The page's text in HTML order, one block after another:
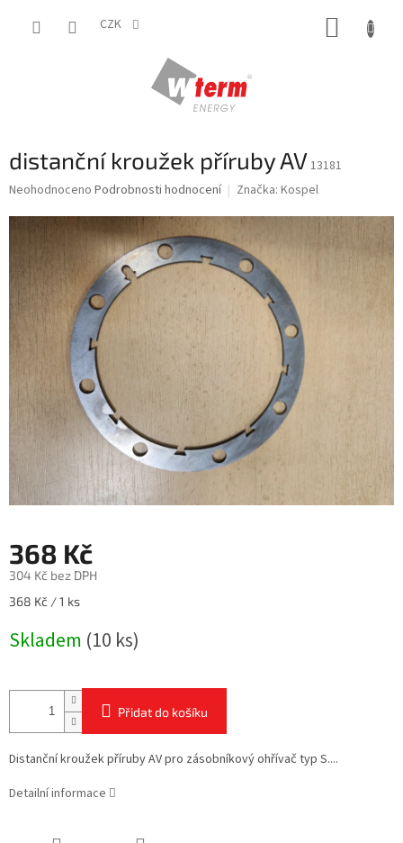
CZK
distanční kroužek příruby AV13181
Průměrné
produktu
z
5
hvězdiček.
Neohodnoceno Podrobnosti hodnocení Značka: Kospel
368 Kč
304 Kč bez DPH
Měrná
368 Kč / 1 ks
Skladem (10 ks)
Přidat do košíku
Distanční kroužek příruby AV pro zásobníkový ohřívač typ S....
Detailní informace